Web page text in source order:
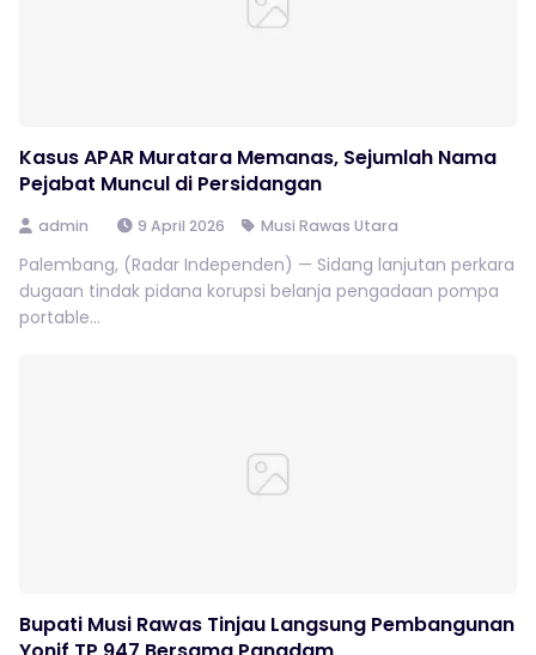
Kasus APAR Muratara Memanas, Sejumlah Nama
Pejabat Muncul di Persidangan
admin 9 April 2026 Musi Rawas Utara
Palembang, (Radar Independen) — Sidang lanjutan perkara
dugaan tindak pidana korupsi belanja pengadaan pompa
portable...
Bupati Musi Rawas Tinjau Langsung Pembangunan